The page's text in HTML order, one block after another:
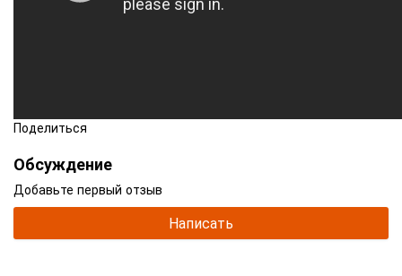
Поделиться
Обсуждение
Добавьте первый отзыв
Написать